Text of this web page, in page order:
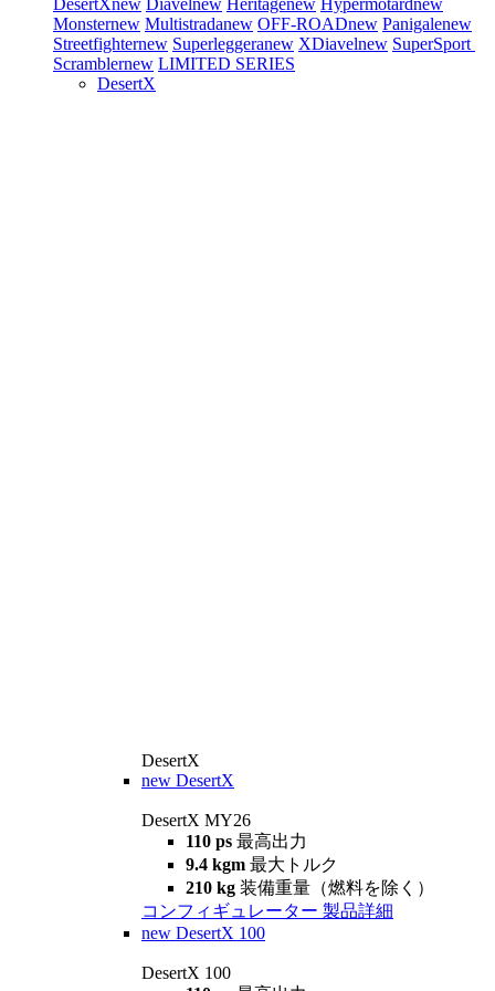
DesertXnew Diavelnew Heritagenew Hypermotardnew
Monsternew Multistradanew OFF-ROADnew Panigalenew
Streetfighternew Superleggeranew XDiavelnew SuperSport
Scramblernew LIMITED SERIES
DesertX
DesertX
new DesertX
DesertX MY26
110 ps 最高出力
9.4 kgm 最大トルク
210 kg 装備重量（燃料を除く）
コンフィギュレーター 製品詳細
new DesertX 100
DesertX 100